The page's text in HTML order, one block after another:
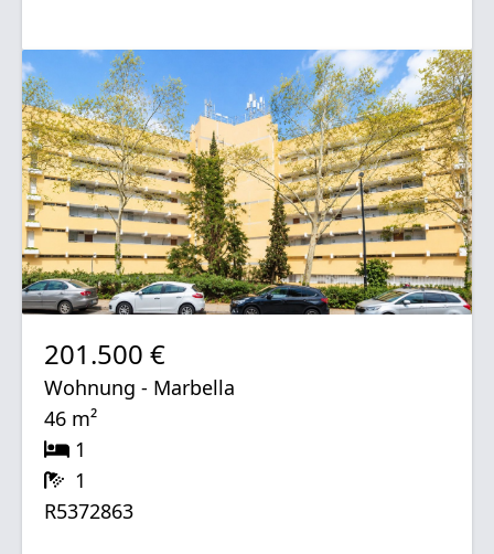
201.500 €
Wohnung - Marbella
46 m²
1
1
R5372863